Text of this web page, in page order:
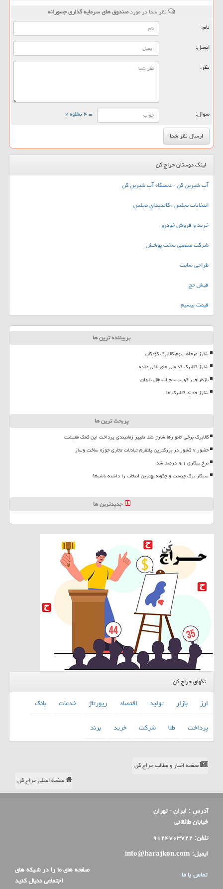
نظر شما در موردصندوق های سرمایه گذاری جسورانه
نام:
ایمیل:
نظر:
سوال: = ۴ بعلاوه ۲
لینک دوستان حراج کن
آب شیرین کن - دستگاه آب شیرین کن
انتخابات مجلس ، کاندیدای مجلس
خرید و فروش خودرو
شرکت صنعتی سخت پوشش
طراحی سایت
فیش حج
قیمت بیسیم
پربیننده ترین ها
شارژ مرحله سوم کالابرگ کودکان
شارژ کالابرگ کد ملی های باقی مانده
بازطراحی اکوسیستم اشتغال بانوان
شارژ جدید کالابرگ ها
پربحث ترین ها
کالابرگ برخی خانوارها شارژ شد تغییر زمانبندی پرداخت این کمک معیشت
حضور ۷ کشور در بزرگترین پلتفرم تبادلات تجاری حوزه ساخت وساز
نرخ بیکاری ۹،۱ درصد شد
سیگار برگ چیست و چگونه بهترین انتخاب را داشته باشیم؟
جدیدترین ها
تگهای حراج کن
ارز بازار تولید اقتصاد رپورتاژ خدمات
بانك
پرداخت
طلا شركت خرید برند
صفحه اخبار و مطالب حراج کن
صفحه اصلی حراج کن
آدرس : ایران - تهران
خیابان طالقانی
تلفن: ۹۱۲۴۷۰۳۷۲۲
ایمیل: info@harajkon.com
تماس با ما
صفحه های ما را در شبکه های
اجتماعی دنبال کنید